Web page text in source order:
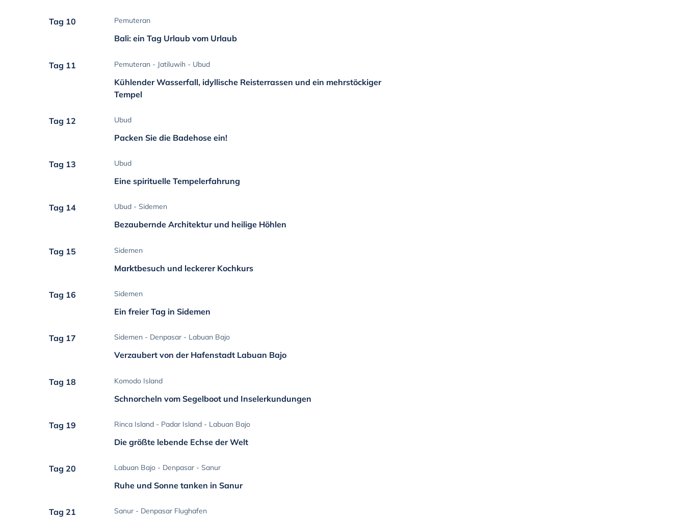
Tag 10 Pemuteran
Bali: ein Tag Urlaub vom Urlaub
Tag 11 Pemuteran - Jatiluwih - Ubud
Kühlender Wasserfall, idyllische Reisterrassen und ein mehrstöckiger
Tempel
Tag 12 Ubud
Packen Sie die Badehose ein!
Tag 13 Ubud
Eine spirituelle Tempelerfahrung
Tag 14 Ubud - Sidemen
Bezaubernde Architektur und heilige Höhlen
Tag 15 Sidemen
Marktbesuch und leckerer Kochkurs
Tag 16 Sidemen
Ein freier Tag in Sidemen
Tag 17 Sidemen - Denpasar - Labuan Bajo
Verzaubert von der Hafenstadt Labuan Bajo
Tag 18 Komodo Island
Schnorcheln vom Segelboot und Inselerkundungen
Tag 19 Rinca Island - Padar Island - Labuan Bajo
Die größte lebende Echse der Welt
Tag 20 Labuan Bajo - Denpasar - Sanur
Ruhe und Sonne tanken in Sanur
Tag 21 Sanur - Denpasar Flughafen